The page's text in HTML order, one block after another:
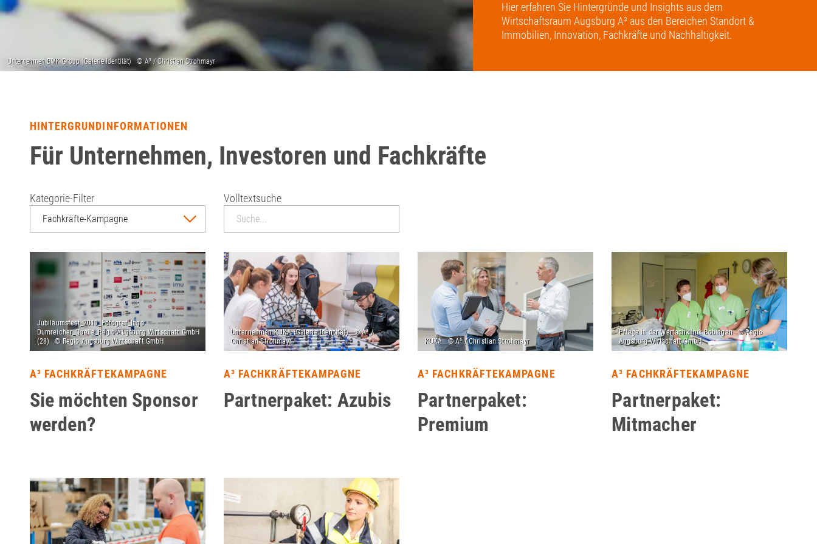
Hier erfahren Sie Hintergründe und Insights aus dem
Wirtschaftsraum Augsburg A³ aus den Bereichen Standort &
Immobilien, Innovation, Fachkräfte und Nachhaltigkeit.
HINTERGRUNDINFORMATIONEN
Für Unternehmen, Investoren und Fachkräfte
Kategorie-Filter
Fachkräfte-Kampagne
Volltextsuche
A³ FACHKRÄFTEKAMPAGNE
Sie möchten Sponsor
werden?
A³ FACHKRÄFTEKAMPAGNE
Partnerpaket: Azubis
A³ FACHKRÄFTEKAMPAGNE
Partnerpaket:
Premium
A³ FACHKRÄFTEKAMPAGNE
Partnerpaket:
Mitmacher